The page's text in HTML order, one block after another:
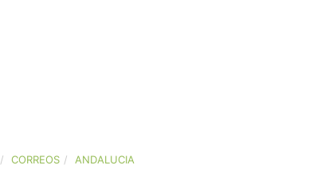
CORREOS ANDALUCIA